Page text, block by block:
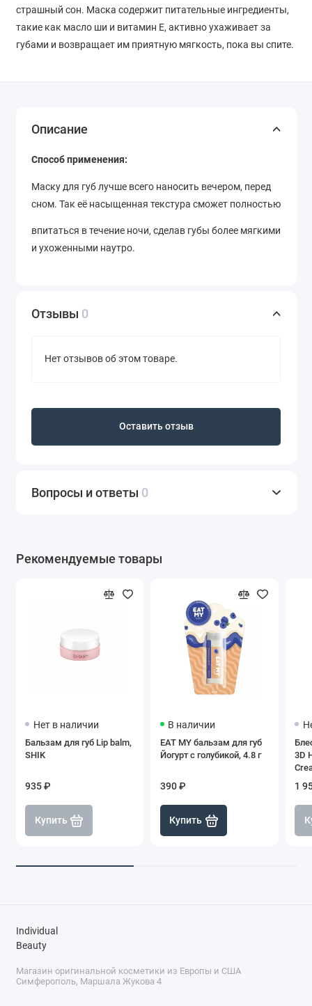
страшный сон. Маска содержит питательные ингредиенты,
такие как масло ши и витамин Е, активно ухаживает за
губами и возвращает им приятную мягкость, пока вы спите.
Описание
Способ применения:
Маску для губ лучше всего наносить вечером, перед
сном. Так её насыщенная текстура сможет полностью
впитаться в течение ночи, сделав губы более мягкими
и ухоженными наутро.
Отзывы 0
Нет отзывов об этом товаре.
Оставить отзыв
Вопросы и ответы 0
Рекомендуемые товары
Нет в наличии
Бальзам для губ Lip balm,
SHIK
935 ₽
Купить
В наличии
EAT MY бальзам для губ
Йогурт с голубикой, 4.8 г
390 ₽
Купить
3D
1
Individual
Beauty
Магазин оригинальной косметики из Европы и США
Симферополь, Маршала Жукова 4